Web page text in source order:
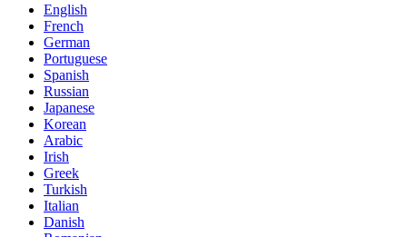
English
French
German
Portuguese
Spanish
Russian
Japanese
Korean
Arabic
Irish
Greek
Turkish
Italian
Danish